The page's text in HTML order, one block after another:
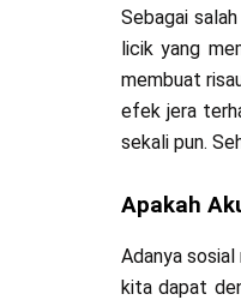
Sebagai
licik yang
membuat
efek jera
sekali pun.
Apakah
Adanya
kita dapat